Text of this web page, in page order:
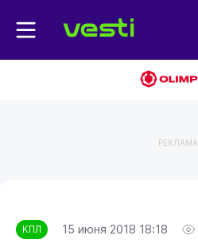
РЕКЛАМА
КПЛ 15 июня 2018 18:18